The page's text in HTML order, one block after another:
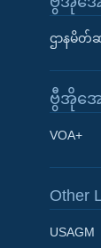
Learning
ဌာနမိ
ဗွီအိုအေ
VOA+
Other
USAGM